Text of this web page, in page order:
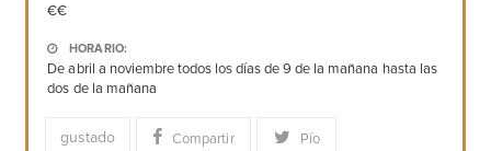
€€
HORARIO:
De abril a noviembre todos los días de 9 de la mañana hasta las
dos de la mañana
gustado Compartir Pío